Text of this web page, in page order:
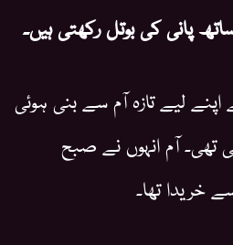
پانی کی بوتل رکھتی ہیں۔
اپنے لیے تازہ آم سے بنی ہوئی
تھی۔ آم انہوں نے صبح
خریدا تھا۔